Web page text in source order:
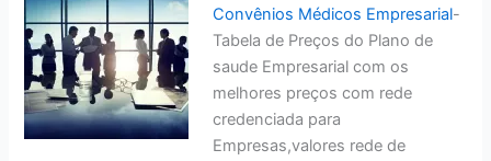
Convênios Médicos Empresarial-
Tabela de Preços do Plano de
saude Empresarial com os
melhores preços com rede
credenciada para
Empresas,valores rede de